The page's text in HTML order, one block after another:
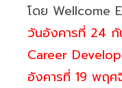
โดย Wellcome
วันอังคารที่ 24
Career
อังคารที่ 19 พฤ